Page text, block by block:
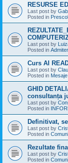
RESURSE
Last post by
Posted in
Last post by
Posted in
Curs AI
Last post by
Posted in
GHID
consultanța
Last post by
Posted in
Definitivat,
Last post by
Posted in
Rezultate
Last post by
Posted in